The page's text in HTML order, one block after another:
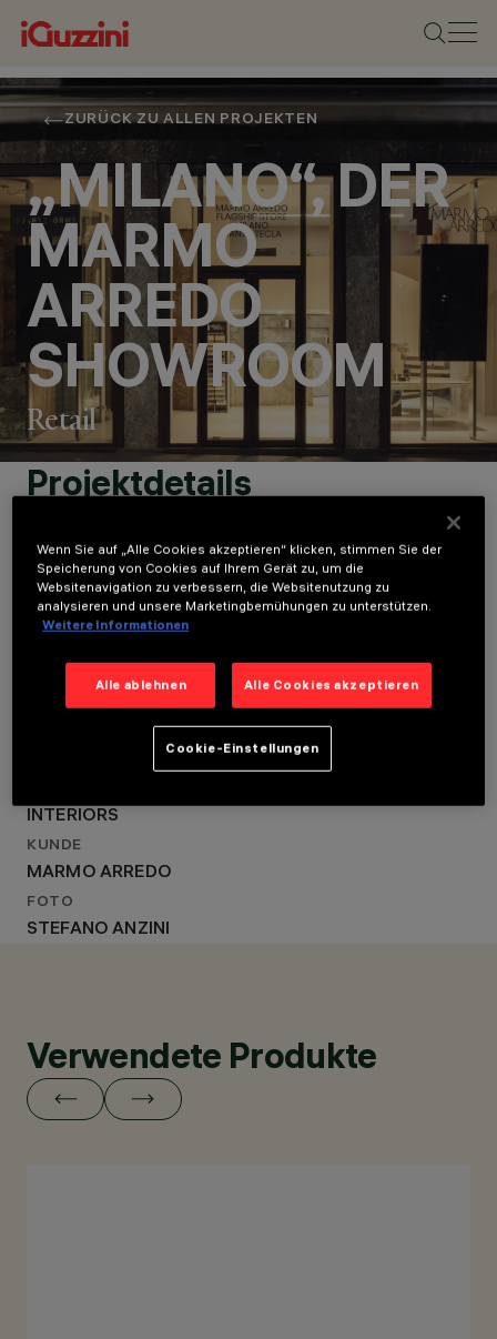
ZURÜCK ZU ALLEN PROJEKTEN
„MILANO“, DER
MARMO
ARREDO
SHOWROOM
Retail
MAILAND, ITALY
JAHR
2022
ARCHITEKTURDESIGN
STEFANO BOERI
INTERIORS
LICHTDESIGN
STEFANO BOERI
Projektdetails
LOCATION
MAILAND, ITALY
JAHR
ARCHITEKTURDESIGN
STEFANO BOERI
INTERIORS
KUNDE
MARMO ARREDO
FOTO
STEFANO ANZINI
Verwendete Produkte
Wenn Sie auf „Alle Cookies akzeptieren“ klicken, stimmen Sie der
Speicherung von Cookies auf Ihrem Gerät zu, um die
Websitenavigation zu verbessern, die Websitenutzung zu
analysieren und unsere Marketingbemühungen zu unterstützen.
Weitere Informationen
Alle ablehnen Alle Cookies akzeptieren
Cookie-Einstellungen